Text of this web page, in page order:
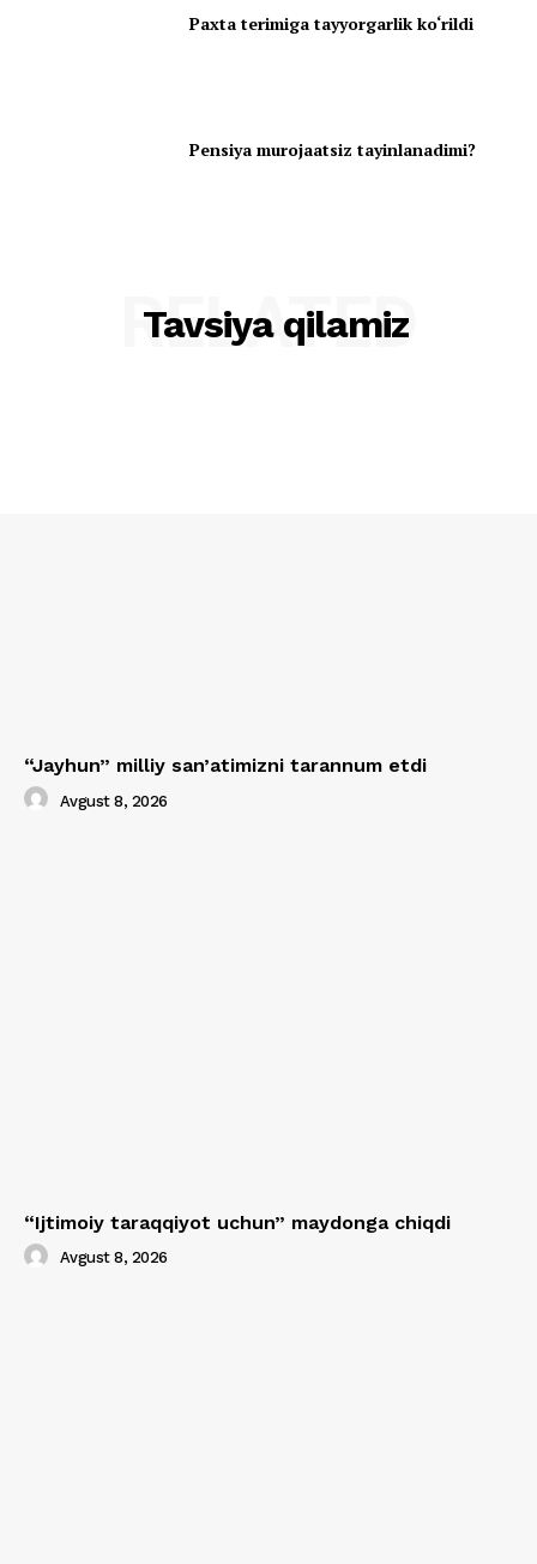
Paxta terimiga tayyorgarlik ko‘rildi
Pensiya murojaatsiz tayinlanadimi?
Tavsiya qilamiz
RELATED
“Jayhun” milliy san’atimizni tarannum etdi
Avgust 8, 2026
“Ijtimoiy taraqqiyot uchun” maydonga chiqdi
Avgust 8, 2026